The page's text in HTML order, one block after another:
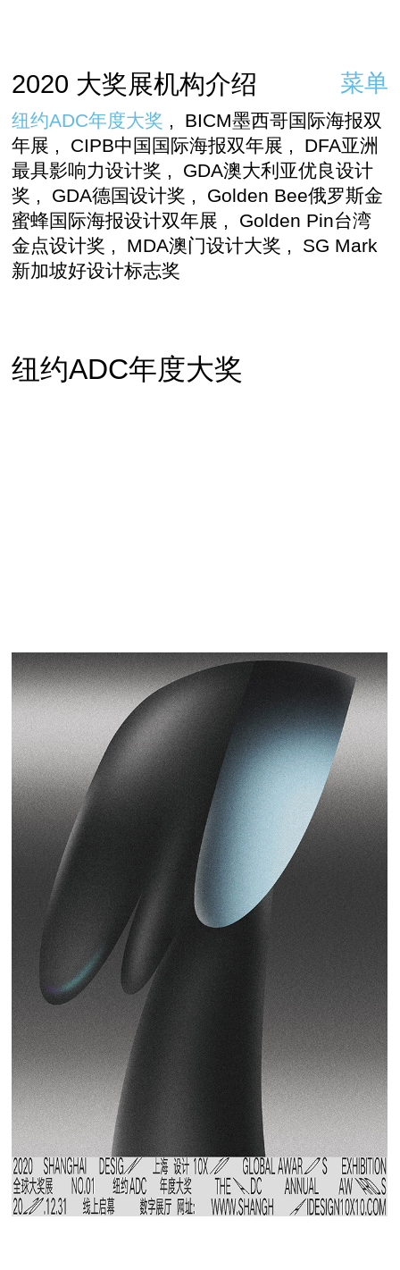
菜单
2020 大奖展机构介绍
纽约ADC年度大奖 , BICM墨西哥国际海报双
年展 , CIPB中国国际海报双年展 , DFA亚洲
最具影响力设计奖 , GDA澳大利亚优良设计
奖 , GDA德国设计奖 , Golden Bee俄罗斯金
蜜蜂国际海报设计双年展 , Golden Pin台湾
金点设计奖 , MDA澳门设计大奖 , SG Mark
新加坡好设计标志奖
纽约ADC年度大奖